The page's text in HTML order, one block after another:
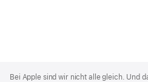
Footer
Bei Apple sind wir nicht alle gleich. Und